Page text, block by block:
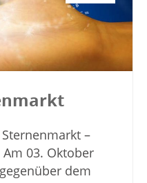
–
03. Oktober
dem